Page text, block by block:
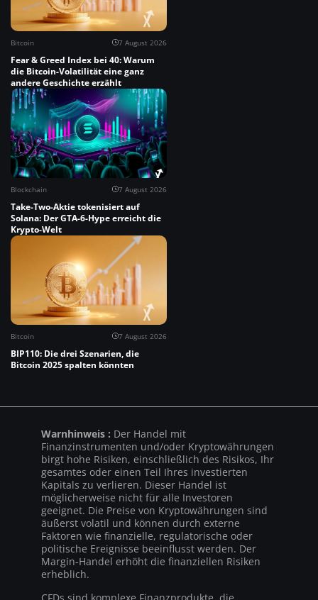
Bitcoin 7 August 2026
Fear & Greed Index bei 40: Warum
die Bitcoin-Volatilität eine ganz
andere Geschichte erzählt
Blockchain 7 August 2026
Take-Two-Aktie tokenisiert auf
Solana: Der GTA-6-Hype erreicht die
Krypto-Welt
Bitcoin 7 August 2026
BIP110: Die drei Szenarien, die
Bitcoin 2025 spalten könnten
Warnhinweis : Der Handel mit
Finanzinstrumenten und/oder Kryptowährungen
birgt hohe Risiken, einschließlich des Risikos, Ihr
gesamtes oder einen Teil Ihres investierten
Kapitals zu verlieren. Dieser Handel ist
möglicherweise nicht für alle Investoren
geeignet. Die Preise von Kryptowährungen sind
äußerst volatil und können durch externe
Faktoren wie finanzielle, regulatorische oder
politische Ereignisse beeinflusst werden. Der
Margin-Handel erhöht die finanziellen Risiken
erheblich.
CFDs sind komplexe Finanzprodukte, die